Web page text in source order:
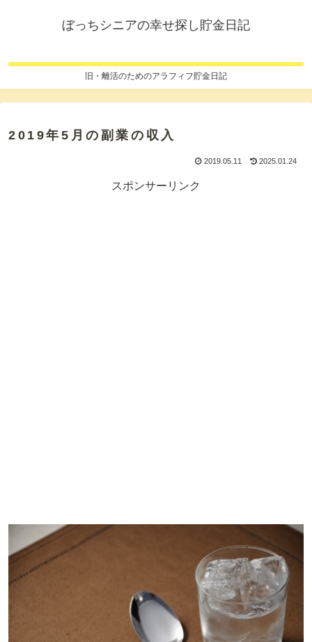
ぼっちシニアの幸せ探し貯金日記
旧・離活のためのアラフィフ貯金日記
2019年5月の副業の収入
2019.05.11 2025.01.24
スポンサーリンク